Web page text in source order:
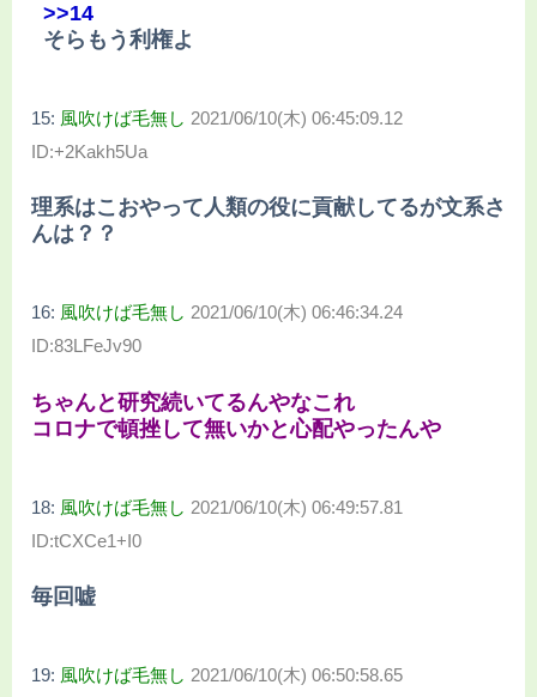
>>14
そらもう利権よ
15: 風吹けば毛無し 2021/06/10(木) 06:45:09.12
ID:+2Kakh5Ua
理系はこおやって人類の役に貢献してるが文系さ
んは？？
16: 風吹けば毛無し 2021/06/10(木) 06:46:34.24
ID:83LFeJv90
ちゃんと研究続いてるんやなこれ
コロナで頓挫して無いかと心配やったんや
18: 風吹けば毛無し 2021/06/10(木) 06:49:57.81
ID:tCXCe1+I0
毎回嘘
19: 風吹けば毛無し 2021/06/10(木) 06:50:58.65